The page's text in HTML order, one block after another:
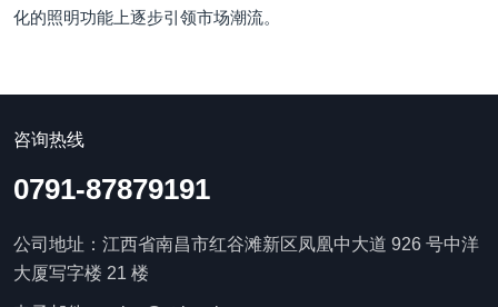
化的照明功能上逐步引领市场潮流。
咨询热线
0791-87879191
公司地址：江西省南昌市红谷滩新区凤凰中大道 926 号中洋
大厦写字楼 21 楼